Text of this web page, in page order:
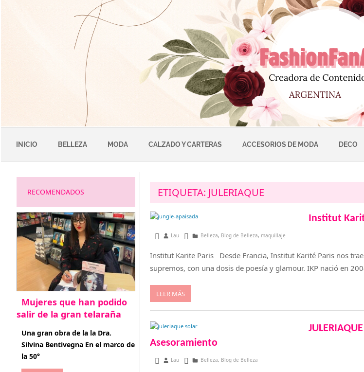
INICIO BELLEZA MODA CALZADO Y CARTERAS ACCESORIOS DE MODA DECO
ETIQUETA: JULERIAQUE
Institut
octubre 7, 2016
Lau Belleza, Blog de Belleza, maquillaje
Institut Karite Paris Desde Francia, Institut Karité Paris nos
supremos, con una dosis de poesía y glamour. IKP nació en
LEER MÁS
Asesoramiento
mayo 20, 2016
Lau Belleza, Blog de Belleza
RECOMENDADOS
Mujeres que han podido
salir de la gran telaraña
abril 29, 2026
Una gran obra de la la Dra.
Silvina Bentivegna En el marco de
la 50°